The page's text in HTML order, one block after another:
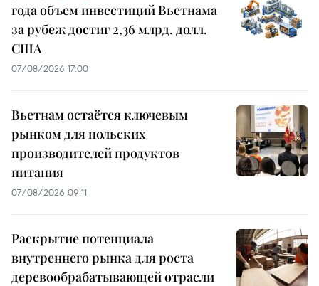
года объем инвестиций Вьетнама
за рубеж достиг 2,36 млрд. долл.
США
07/08/2026 17:00
Вьетнам остаётся ключевым
рынком для польских
производителей продуктов
питания
07/08/2026 09:11
Раскрытие потенциала
внутреннего рынка для роста
деревообрабатывающей отрасли